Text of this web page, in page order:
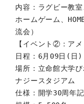
内容：ラグビー教
ホームゲーム、
流会）
【イベント②：ア
日程：6月09日(日)
場所：立命館大学
ナジースタジアム
仕様：開学30周年